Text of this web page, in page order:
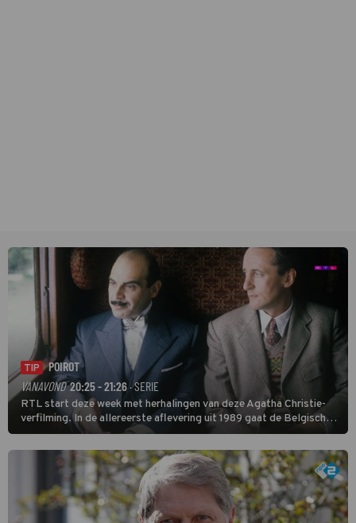
TIP
POIROT
VANAVOND 20:25 - 21:26 · SERIE
RTL start deze week met herhalingen van deze Agatha Christie-
verfilming. In de allereerste aflevering uit 1989 gaat de Belgische
speurder op zoek naar een vermiste kok. Poirot raakt al snel
verwikkeld in een moordzaak. (HH)